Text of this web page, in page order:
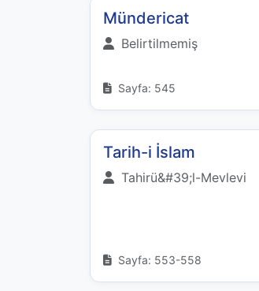
Mündericat
Belirtilmemiş
Sayfa: 545
Tarih-i İslam
Tahirü&#39;l-Mevlevi
Sayfa: 553-558